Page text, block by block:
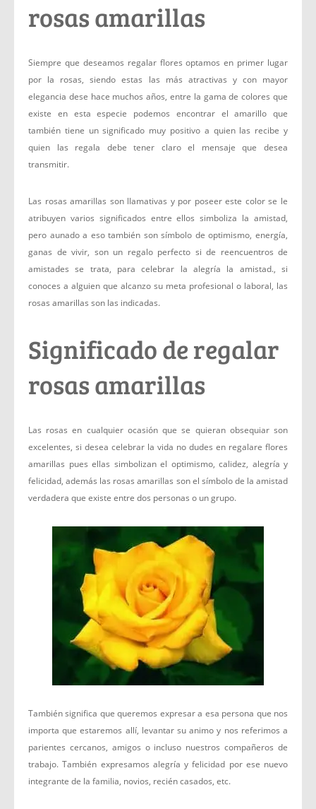
rosas amarillas
Siempre que deseamos regalar flores optamos en primer lugar
por la rosas, siendo estas las más atractivas y con mayor
elegancia dese hace muchos años, entre la gama de colores que
existe en esta especie podemos encontrar el amarillo que
también tiene un significado muy positivo a quien las recibe y
quien las regala debe tener claro el mensaje que desea
transmitir.
Las rosas amarillas son llamativas y por poseer este color se le
atribuyen varios significados entre ellos simboliza la amistad,
pero aunado a eso también son símbolo de optimismo, energía,
ganas de vivir, son un regalo perfecto si de reencuentros de
amistades se trata, para celebrar la alegría la amistad., si
conoces a alguien que alcanzo su meta profesional o laboral, las
rosas amarillas son las indicadas.
Significado de regalar
rosas amarillas
Las rosas en cualquier ocasión que se quieran obsequiar son
excelentes, si desea celebrar la vida no dudes en regalare flores
amarillas pues ellas simbolizan el optimismo, calidez, alegría y
felicidad, además las rosas amarillas son el símbolo de la amistad
verdadera que existe entre dos personas o un grupo.
También significa que queremos expresar a esa persona que nos
importa que estaremos allí, levantar su animo y nos referimos a
parientes cercanos, amigos o incluso nuestros compañeros de
trabajo. También expresamos alegría y felicidad por ese nuevo
integrante de la familia, novios, recién casados, etc.